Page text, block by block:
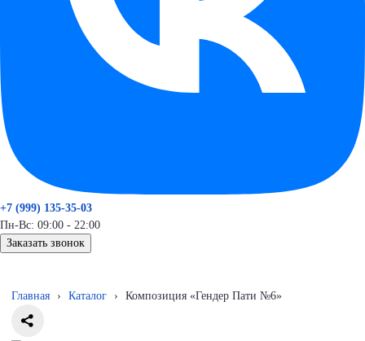
+7 (999) 135-35-03
Пн-Вс: 09:00 - 22:00
Заказать звонок
Главная › Каталог › Композиция «Гендер Пати №6»